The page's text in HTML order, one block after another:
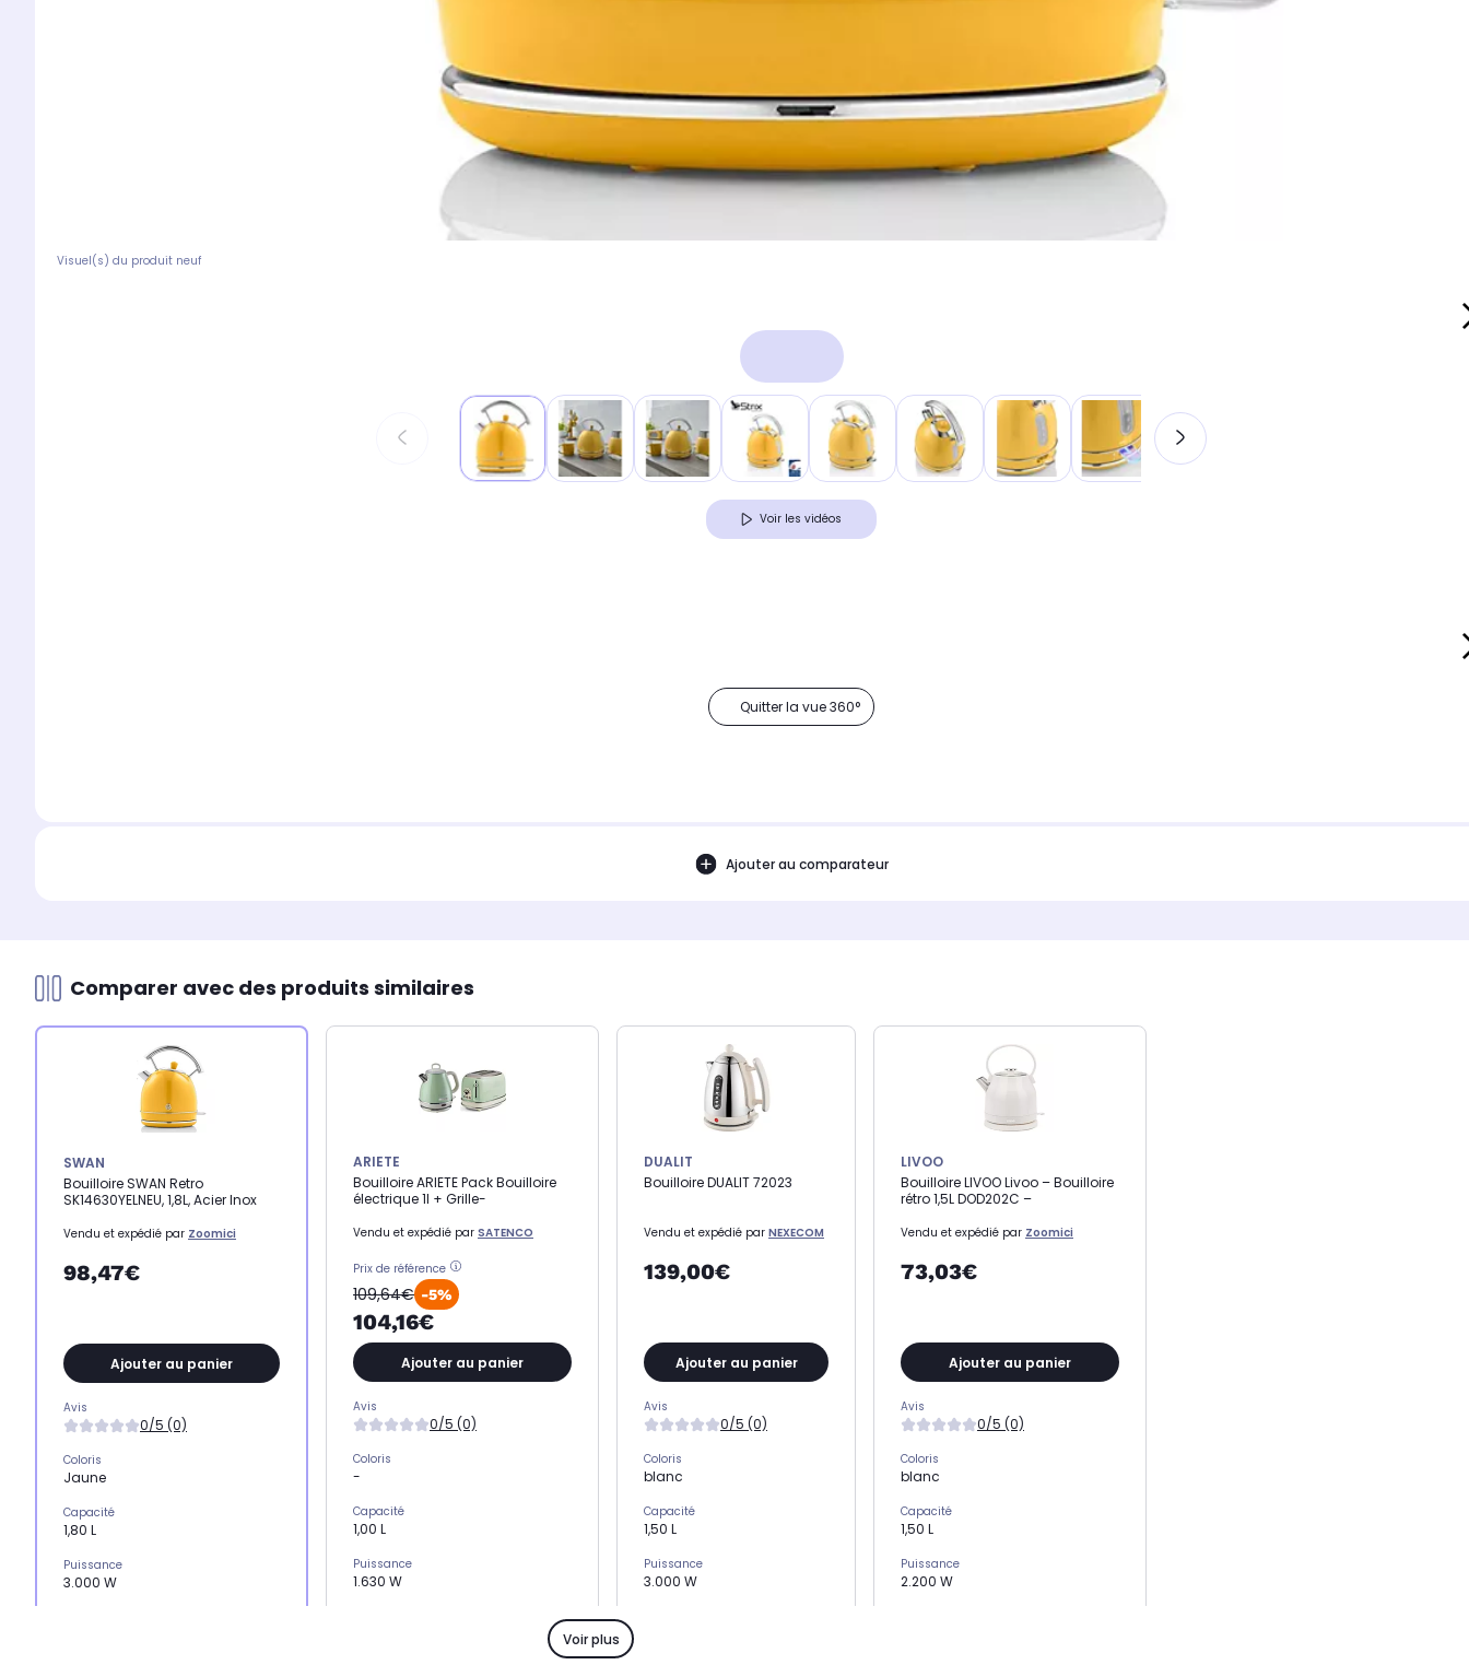
Visuel(s) du produit neuf
Voir les vidéos
Quitter la vue 360°
Ajouter au comparateur
Comparer avec des produits similaires
SWAN
Bouilloire SWAN Retro
SK14630YELNEU, 1,8L, Acier Inox
Vendu et expédié par Zoomici
98,47€
Ajouter au panier
Avis
0/5 (0)
Coloris
Jaune
Capacité
1,80 L
Puissance
3.000 W
ARIETE
Bouilloire ARIETE Pack Bouilloire
électrique 1l + Grille-
Vendu et expédié par SATENCO
Prix de référence
109,64€ -5%
104,16€
Ajouter au panier
Avis
0/5 (0)
Coloris
-
Capacité
1,00 L
Puissance
1.630 W
DUALIT
Bouilloire DUALIT 72023
Vendu et expédié par NEXECOM
139,00€
Ajouter au panier
Avis
0/5 (0)
Coloris
blanc
Capacité
1,50 L
Puissance
3.000 W
LIVOO
Bouilloire LIVOO Livoo – Bouilloire
rétro 1,5L DOD202C –
Vendu et expédié par Zoomici
73,03€
Ajouter au panier
Avis
0/5 (0)
Coloris
blanc
Capacité
1,50 L
Puissance
2.200 W
Voir plus